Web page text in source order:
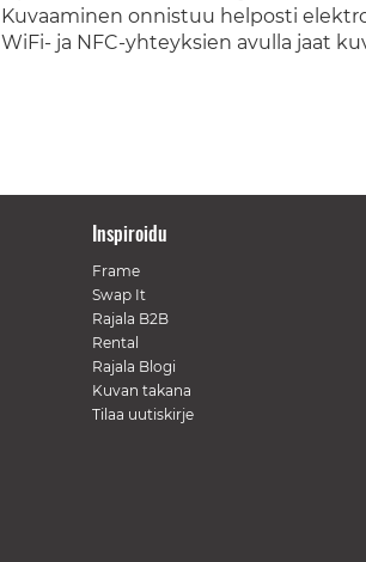
Kuvaaminen onnistuu helposti
WiFi- ja NFC-yhteyksien avulla jaat
Inspiroidu
Frame
Swap It
Rajala B2B
Rental
Rajala Blogi
Kuvan takana
Tilaa uutiskirje